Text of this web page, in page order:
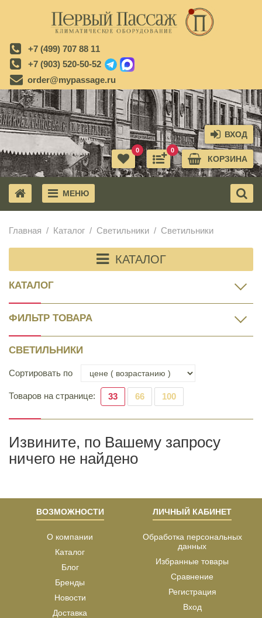
+7 (499) 707 88 11
+7 (903) 520-50-52
order@mypassage.ru
ВХОД
КОРЗИНА
0
0
МЕНЮ
Главная Каталог Светильники Светильники
КАТАЛОГ
КАТАЛОГ
ФИЛЬТР ТОВАРА
СВЕТИЛЬНИКИ
Сортировать по
Товаров на странице: 33 66 100
Извините, по Вашему запросу
ничего не найдено
ВОЗМОЖНОСТИ
О компании
Каталог
Блог
Бренды
Новости
Доставка
ЛИЧНЫЙ КАБИНЕТ
Обработка персональных
данных
Избранные товары
Сравнение
Регистрация
Вход